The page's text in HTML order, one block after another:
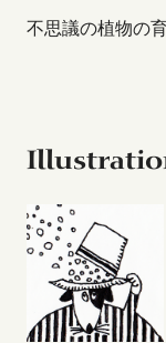
不思議の植物の